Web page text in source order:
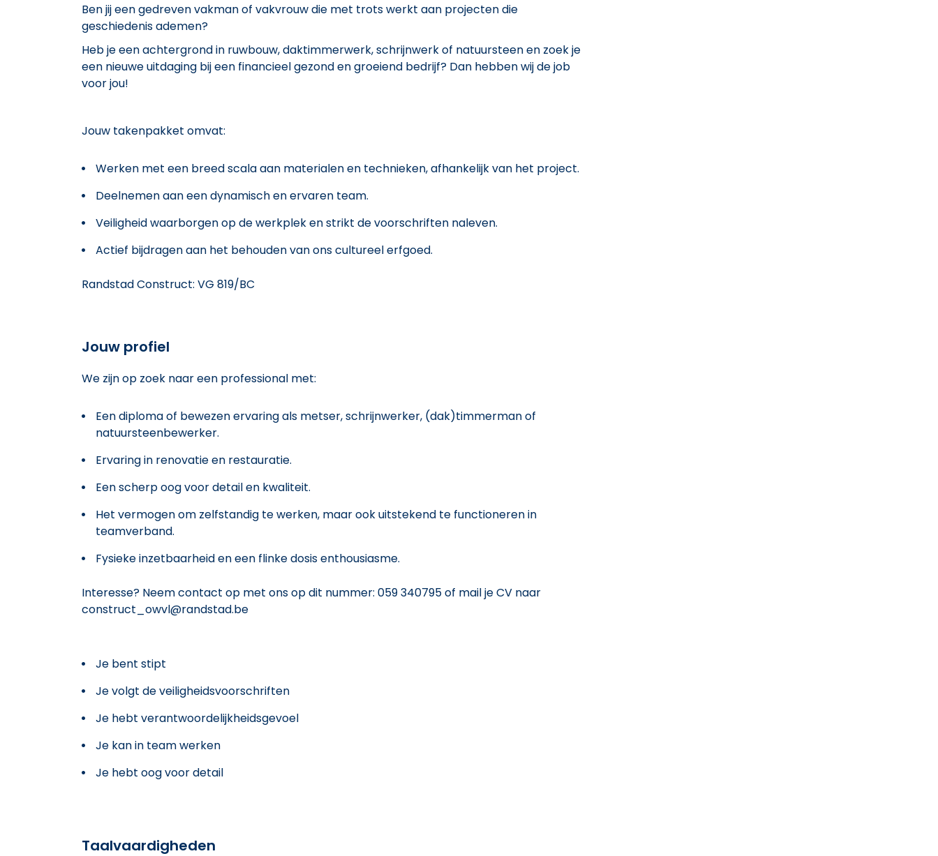
Ben jij een gedreven vakman of vakvrouw die met trots werkt aan projecten die
geschiedenis ademen?
Heb je een achtergrond in ruwbouw, daktimmerwerk, schrijnwerk of natuursteen en zoek je
een nieuwe uitdaging bij een financieel gezond en groeiend bedrijf? Dan hebben wij de job
voor jou!
Jouw takenpakket omvat:
Werken met een breed scala aan materialen en technieken, afhankelijk van het project.
Deelnemen aan een dynamisch en ervaren team.
Veiligheid waarborgen op de werkplek en strikt de voorschriften naleven.
Actief bijdragen aan het behouden van ons cultureel erfgoed.
Randstad Construct: VG 819/BC
Jouw profiel
We zijn op zoek naar een professional met:
Een diploma of bewezen ervaring als metser, schrijnwerker, (dak)timmerman of
natuursteenbewerker.
Ervaring in renovatie en restauratie.
Een scherp oog voor detail en kwaliteit.
Het vermogen om zelfstandig te werken, maar ook uitstekend te functioneren in
teamverband.
Fysieke inzetbaarheid en een flinke dosis enthousiasme.
Interesse? Neem contact op met ons op dit nummer: 059 340795 of mail je CV naar
construct_owvl@randstad.be
Je bent stipt
Je volgt de veiligheidsvoorschriften
Je hebt verantwoordelijkheidsgevoel
Je kan in team werken
Je hebt oog voor detail
Taalvaardigheden